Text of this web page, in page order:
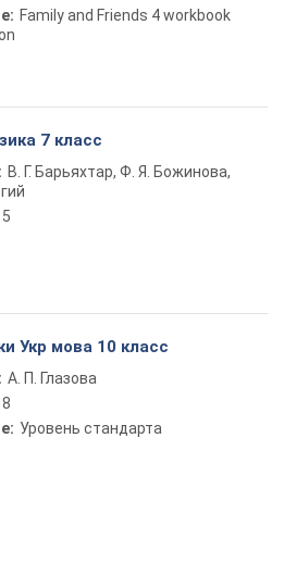
Family and Friends 4 workbook
7 класс
В. Г. Барьяхтар, Ф. Я. Божинова,
Укр мова 10 класс
А. П. Глазова
Уровень стандарта